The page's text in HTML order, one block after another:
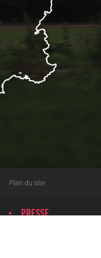
Plan du site
PRESSE